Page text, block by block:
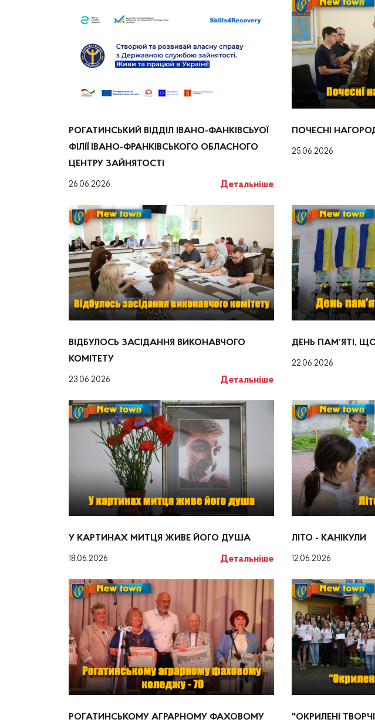
РОГАТИНСЬКИЙ ВІДДІЛ ІВАНО-ФАНКІВСЬУОЇ
ФІЛІЇ ІВАНО-ФРАНКІВСЬКОГО ОБЛАСНОГО
ЦЕНТРУ ЗАЙНЯТОСТІ
26.06.2026 Детальніше
ПОЧЕСНІ
25.06.2026
ВІДБУЛОСЬ ЗАСІДАННЯ ВИКОНАВЧОГО
КОМІТЕТУ
23.06.2026 Детальніше
ДЕНЬ ПАМ’ЯТІ,
22.06.2026
У КАРТИНАХ МИТЦЯ ЖИВЕ ЙОГО ДУША
18.06.2026 Детальніше
ЛІТО - КАНІКУЛИ
12.06.2026
РОГАТИНСЬКОМУ АГРАРНОМУ ФАХОВОМУ "ОКРИЛЕНІ